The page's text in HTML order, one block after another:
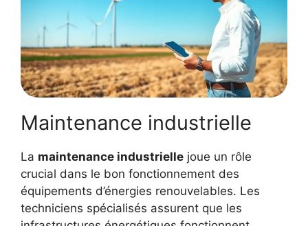
Maintenance industrielle
La maintenance industrielle joue un rôle
crucial dans le bon fonctionnement des
équipements d’énergies renouvelables. Les
techniciens spécialisés assurent que les